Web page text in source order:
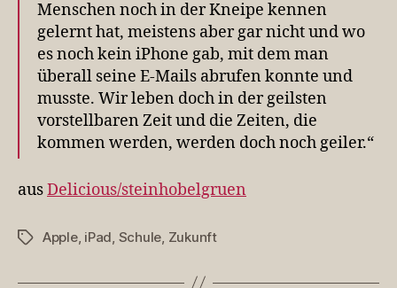
Menschen noch in der Kneipe kennen
gelernt hat, meistens aber gar nicht und wo
es noch kein iPhone gab, mit dem man
überall seine E-Mails abrufen konnte und
musste. Wir leben doch in der geilsten
vorstellbaren Zeit und die Zeiten, die
kommen werden, werden doch noch geiler.“
ausDelicious/steinhobelgruen
Schlagwörter
Apple, iPad Schule Zukunft